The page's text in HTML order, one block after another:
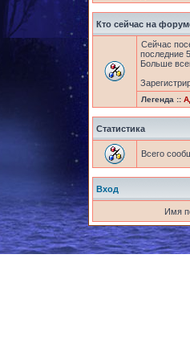
Кто сейчас на
Сейчас
последние
Больше
Легенда ::
Статистика
Всего
Вход
Имя